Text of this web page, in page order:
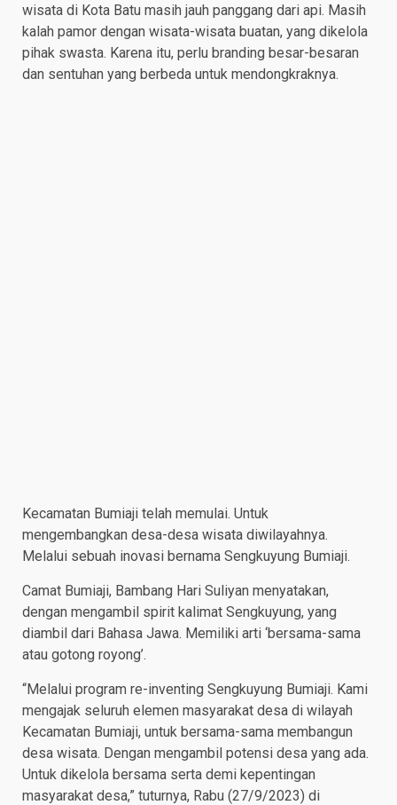
wisata di Kota Batu masih jauh panggang dari api. Masih
kalah pamor dengan wisata-wisata buatan, yang dikelola
pihak swasta. Karena itu, perlu branding besar-besaran
dan sentuhan yang berbeda untuk mendongkraknya.
Kecamatan Bumiaji telah memulai. Untuk
mengembangkan desa-desa wisata diwilayahnya.
Melalui sebuah inovasi bernama Sengkuyung Bumiaji.
Camat Bumiaji, Bambang Hari Suliyan menyatakan,
dengan mengambil spirit kalimat Sengkuyung, yang
diambil dari Bahasa Jawa. Memiliki arti ‘bersama-sama
atau gotong royong’.
“Melalui program re-inventing Sengkuyung Bumiaji. Kami
mengajak seluruh elemen masyarakat desa di wilayah
Kecamatan Bumiaji, untuk bersama-sama membangun
desa wisata. Dengan mengambil potensi desa yang ada.
Untuk dikelola bersama serta demi kepentingan
masyarakat desa,” tuturnya, Rabu (27/9/2023) di